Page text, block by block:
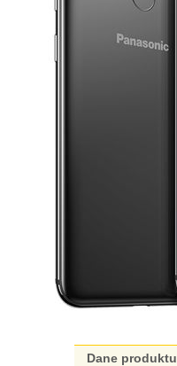
Dane produktu